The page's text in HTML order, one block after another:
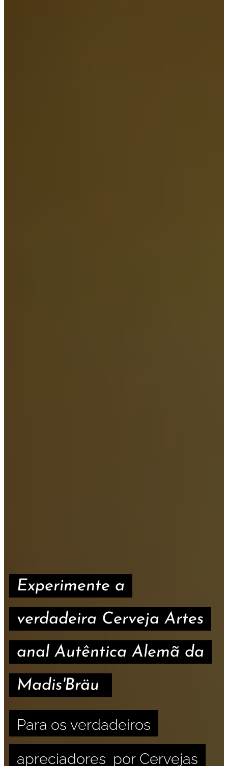
Experimente a
verdadeira Cerveja Artes
anal Autêntica Alemã da
Madis'Bräu
Para os verdadeiros
apreciadores por Cervejas